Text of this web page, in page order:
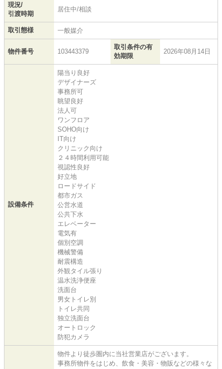
現況/
引渡時期
居住中/相談
取引態様 一般媒介
物件番号 103443379
取引条件の有
効期限
2026年08月14日
設備条件
陽当り良好
デザイナーズ
事務所可
眺望良好
法人可
ワンフロア
SOHO向け
IT向け
クリニック向け
２４時間利用可能
視認性良好
好立地
ロードサイド
都市ガス
公営水道
公共下水
エレベーター
電気有
個別空調
機械警備
耐震構造
外観タイル張り
温水洗浄便座
洗面台
男女トイレ別
トイレ共同
独立洗面台
オートロック
防犯カメラ
物件より徒歩圏内に当社営業店がございます。
事務所物件をはじめ、飲食・美容・物販などの様々な